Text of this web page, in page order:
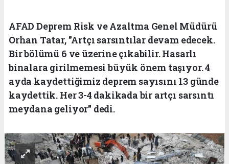
AFAD Deprem Risk ve Azaltma Genel Müdürü
Orhan Tatar, "Artçı sarsıntılar devam edecek.
Bir bölümü 6 ve üzerine çıkabilir. Hasarlı
binalara girilmemesi büyük önem taşıyor. 4
ayda kaydettiğimiz deprem sayısını 13 günde
kaydettik. Her 3-4 dakikada bir artçı sarsıntı
meydana geliyor" dedi.